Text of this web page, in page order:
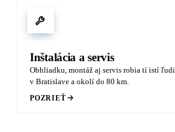
Inštalácia a servis
Obhliadku, montáž aj servis robia tí istí
v Bratislave a okolí do 80 km.
POZRIEŤ